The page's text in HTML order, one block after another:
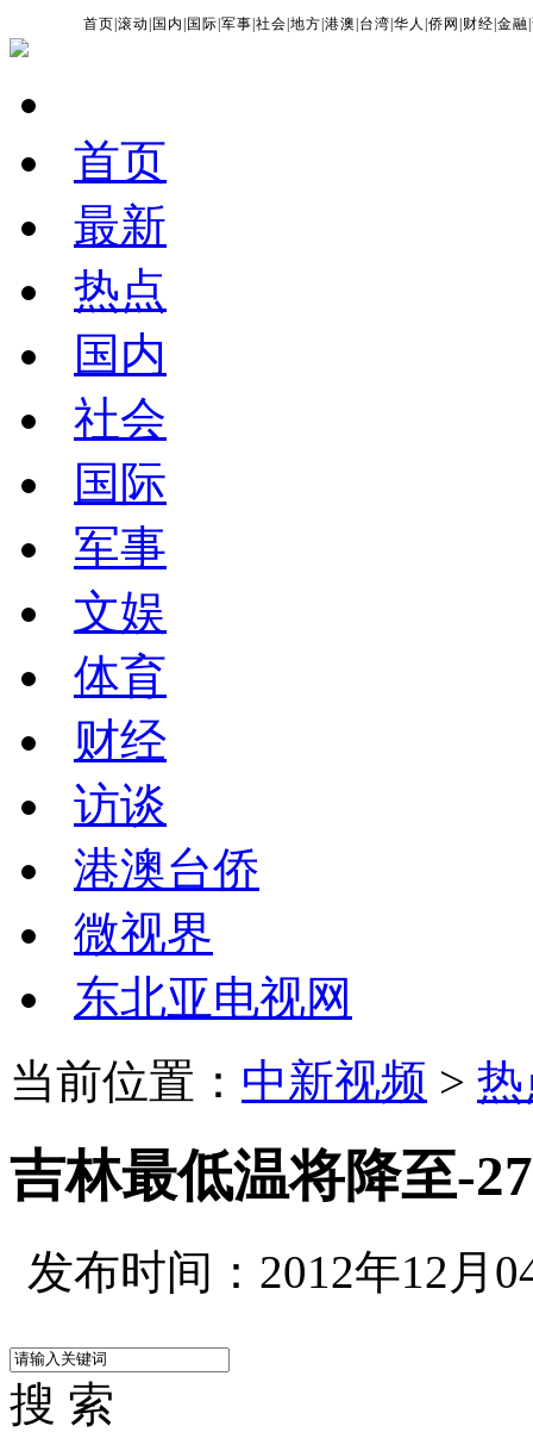
首页 |滚动 国内 国际 |军事 |社会 |地方 |港澳 台湾 |华人 |侨网 财经 |金融 |
首页
最新
热点
国内
社会
国际
军事
文娱
体育
财经
访谈
港澳台侨
微视界
东北亚电视网
当前位置： 中新视频 >
吉林最低温将降至-
发布时间：2012年12月
搜 索